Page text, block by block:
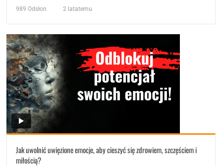
989 Odsłon 2 latatemu
Jak uwolnić uwięzione emocje, aby cieszyć się zdrowiem, szczęściem i
miłością?